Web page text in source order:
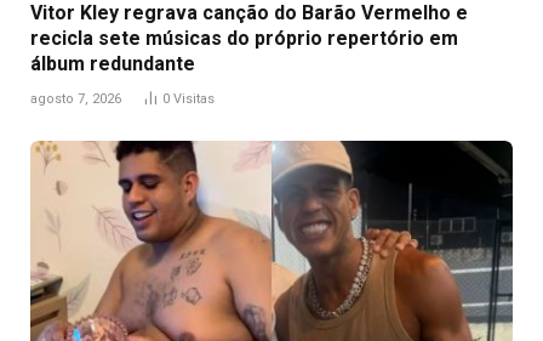
Vitor Kley regrava canção do Barão Vermelho e
recicla sete músicas do próprio repertório em
álbum redundante
agosto 7, 2026 0 Visitas